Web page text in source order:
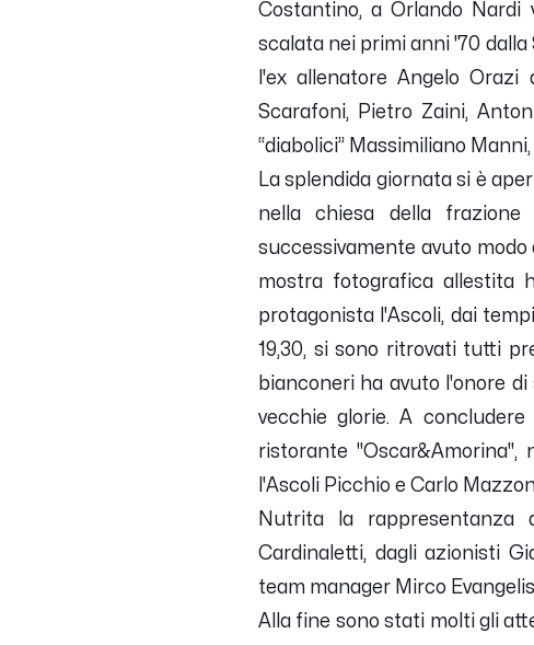
Costantino, a Orlando
scalata nei primi anni '70 dalla
l'ex allenatore Angelo
Scarafoni, Pietro Zaini,
“diabolici” Massimiliano
La splendida giornata si è
nella chiesa della
successivamente avuto
mostra fotografica allestita
protagonista l'Ascoli, dai
19,30, si sono ritrovati tutti
bianconeri ha avuto l'onore
vecchie glorie. A
ristorante
l'Ascoli Picchio e Carlo
Nutrita la rappresentanza
Cardinaletti, dagli azionisti
team manager Mirco
Alla fine sono stati molti gli